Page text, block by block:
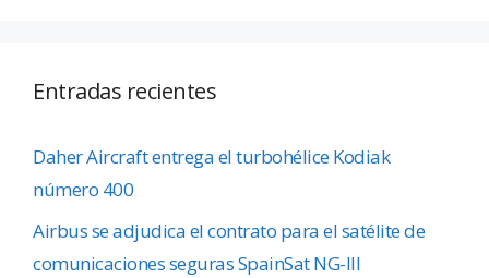
Entradas recientes
Daher Aircraft entrega el turbohélice Kodiak
número 400
Airbus se adjudica el contrato para el satélite de
comunicaciones seguras SpainSat NG-III